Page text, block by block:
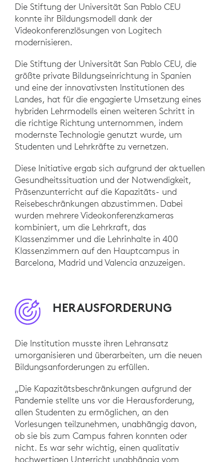
Die Stiftung der Universität San Pablo CEU
konnte ihr Bildungsmodell dank der
Videokonferenzlösungen von Logitech
modernisieren.
Die Stiftung der Universität San Pablo CEU, die
größte private Bildungseinrichtung in Spanien
und eine der innovativsten Institutionen des
Landes, hat für die engagierte Umsetzung eines
hybriden Lehrmodells einen weiteren Schritt in
die richtige Richtung unternommen, indem
modernste Technologie genutzt wurde, um
Studenten und Lehrkräfte zu vernetzen.
Diese Initiative ergab sich aufgrund der aktuellen
Gesundheitssituation und der Notwendigkeit,
Präsenzunterricht auf die Kapazitäts- und
Reisebeschränkungen abzustimmen. Dabei
wurden mehrere Videokonferenzkameras
kombiniert, um die Lehrkraft, das
Klassenzimmer und die Lehrinhalte in 400
Klassenzimmern auf den Hauptcampus in
Barcelona, Madrid und Valencia anzuzeigen.
HERAUSFORDERUNG
Die Institution musste ihren Lehransatz
umorganisieren und überarbeiten, um die neuen
Bildungsanforderungen zu erfüllen.
„Die Kapazitätsbeschränkungen aufgrund der
Pandemie stellte uns vor die Herausforderung,
allen Studenten zu ermöglichen, an den
Vorlesungen teilzunehmen, unabhängig davon,
ob sie bis zum Campus fahren konnten oder
nicht. Es war sehr wichtig, einen qualitativ
hochwertigen Unterricht unabhängig vom